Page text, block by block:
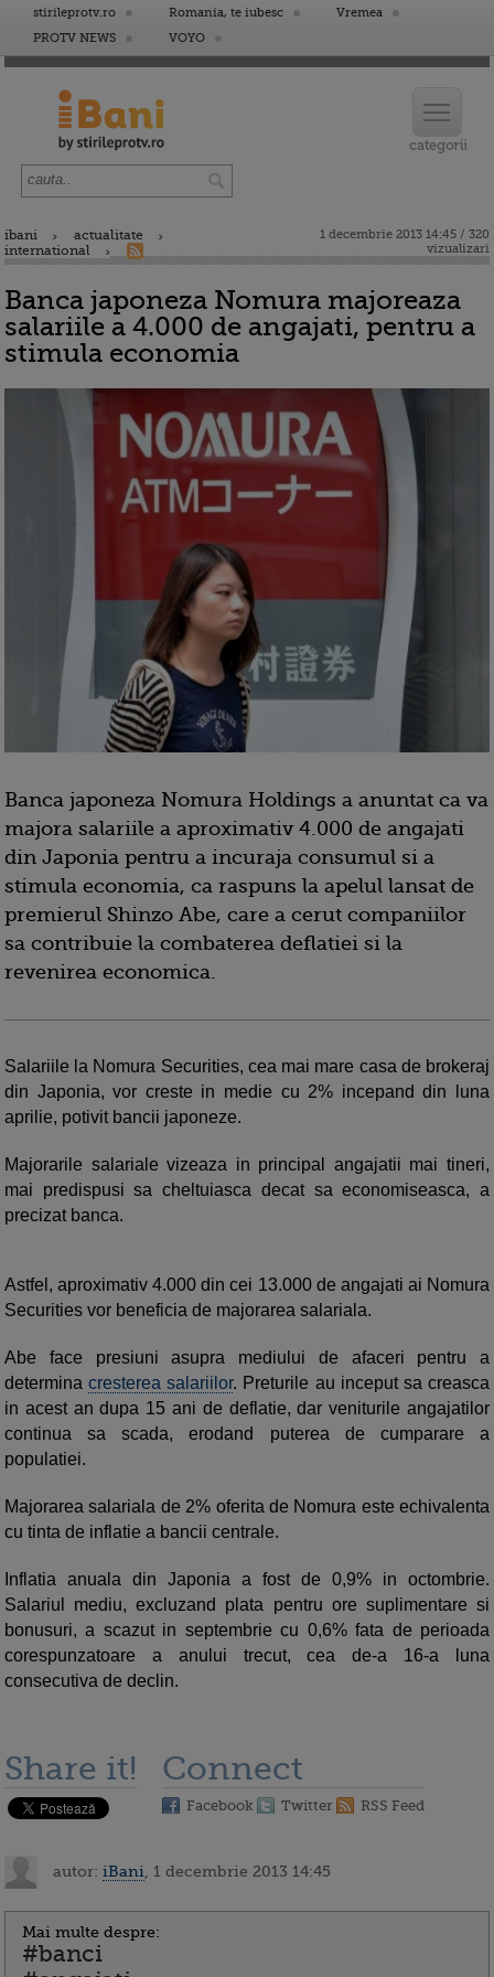
stirileprotv.ro Romania, te iubesc
Vremea
PROTV NEWS
VOYO
ibani
actualitate
international
1 decembrie 2013 14:45 / 320
vizualizari
Banca japoneza Nomura majoreaza
salariile a 4.000 de angajati, pentru a
stimula economia
Banca japoneza Nomura Holdings a anuntat ca va
majora salariile a aproximativ 4.000 de angajati
din Japonia pentru a incuraja consumul si a
stimula economia, ca raspuns la apelul lansat de
premierul Shinzo Abe, care a cerut companiilor
sa contribuie la combaterea deflatiei si la
revenirea economica.
Salariile la Nomura Securities, cea mai mare casa de brokeraj
din Japonia, vor creste in medie cu 2% incepand din luna
aprilie, potivit bancii japoneze.
Majorarile salariale vizeaza in principal angajatii mai tineri,
mai predispusi sa cheltuiasca decat sa economiseasca, a
precizat banca.
Astfel, aproximativ 4.000 din cei 13.000 de angajati ai Nomura
Securities vor beneficia de majorarea salariala.
Abe face presiuni asupra mediului de afaceri pentru a
determinacresterea salariilor. Preturile au inceput sa creasca
in acest an dupa 15 ani de deflatie, dar veniturile angajatilor
continua sa scada, erodand puterea de cumparare a
populatiei.
Majorarea salariala de 2% oferita de Nomura este echivalenta
cu tinta de inflatie a bancii centrale.
Inflatia anuala din Japonia a fost de 0,9% in octombrie.
Salariul mediu, excluzand plata pentru ore suplimentare si
bonusuri, a scazut in septembrie cu 0,6% fata de perioada
corespunzatoare a anului trecut, cea de-a 16-a luna
consecutiva de declin.
Share it! Connect
Facebook Twitter RSS Feed
autor: iBani , 1 decembrie 2013 14:45
Mai multe despre:
#banci